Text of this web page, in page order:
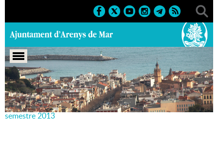
Portada > Agenda > 08-03-
2013 > Marcs > Culturals > 2013 > Teatre Principal 1r
semestre 2013